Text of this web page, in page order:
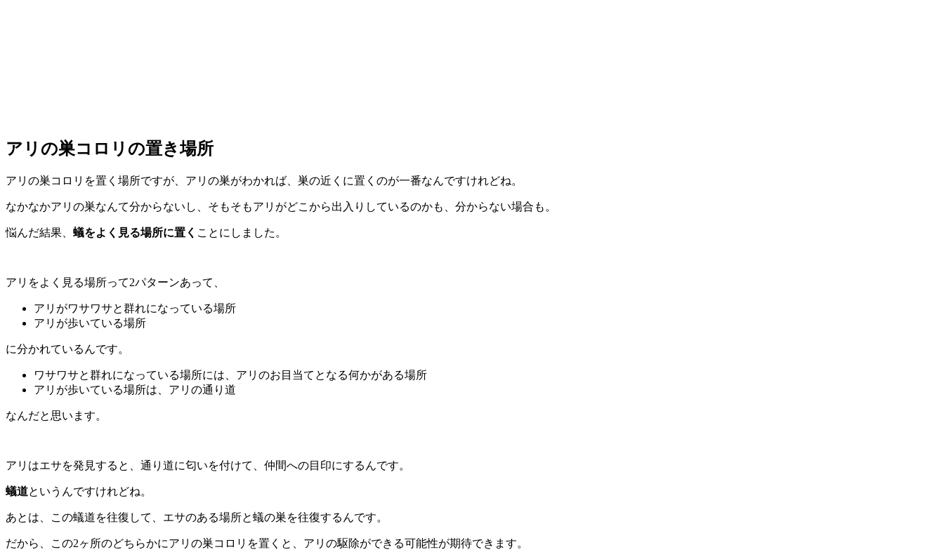
アリの巣コロリの置き場所
アリの巣コロリを置く場所ですが、アリの巣がわかれば、巣の近くに置くのが一番なんですけれどね。
なかなかアリの巣なんて分からないし、そもそもアリがどこから出入りしているのかも、分からない場合も。
悩んだ結果、 蟻をよく見る場所に置く ことにしました。
アリをよく見る場所って2パターンあって、
アリがワサワサと群れになっている場所
アリが歩いている場所
に分かれているんです。
ワサワサと群れになっている場所には、アリのお目当てとなる何かがある場所
アリが歩いている場所は、アリの通り道
なんだと思います。
アリはエサを発見すると、通り道に匂いを付けて、仲間への目印にするんです。
蟻道というんですけれどね。
あとは、この蟻道を往復して、エサのある場所と蟻の巣を往復するんです。
だから、この2ヶ所のどちらかにアリの巣コロリを置くと、アリの駆除ができる可能性が期待できます。